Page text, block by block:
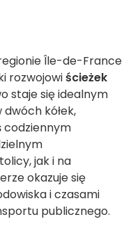
Île-de-France
rozwojowiścieżek
staje się idealnym
kółek,
codziennym
jak i na
okazuje się
i czasami
publicznego.